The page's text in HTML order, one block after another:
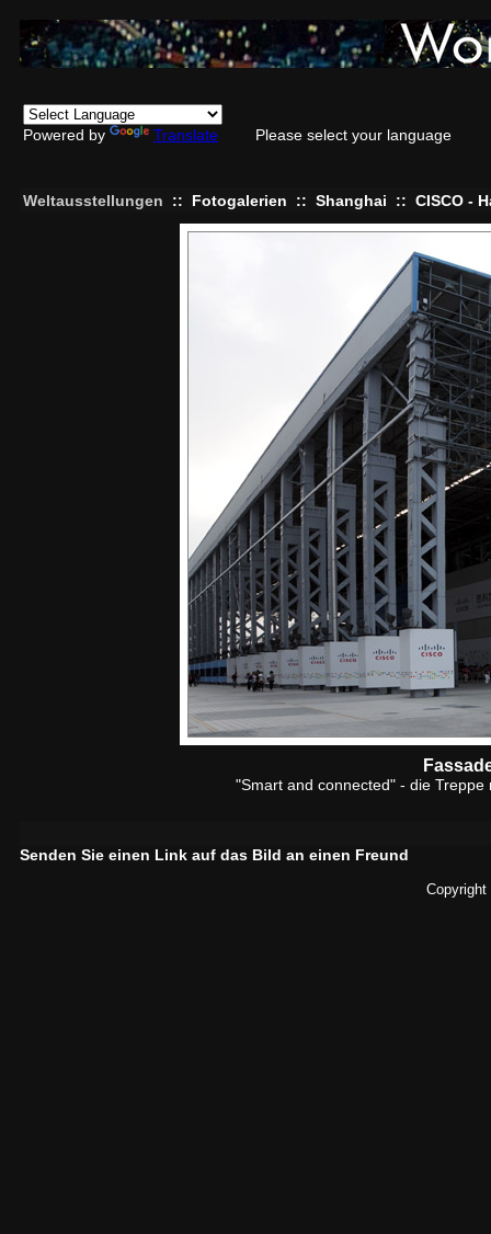
Powered by Translate Please select your language
Weltausstellungen :: Fotogalerien :: Shanghai :: CISCO -
"Smart and connected" - die
Senden Sie einen Link auf das Bild an einen Freund